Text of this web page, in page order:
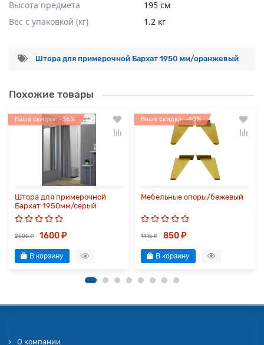
Высота предмета
195 см
Вес с упаковкой (кг)
1.2 кг
Штора для примерочной Бархат 1950 мм/оранжевый
Похожие товары
Ваша скидка: -36%
Штора для примерочной
Бархат 1950мм/серый
2500 ₽ 1600 ₽
В корзину
Ваша скидка: -40%
Мебельные опоры/бежевый
1415 ₽ 850 ₽
В корзину
О компании